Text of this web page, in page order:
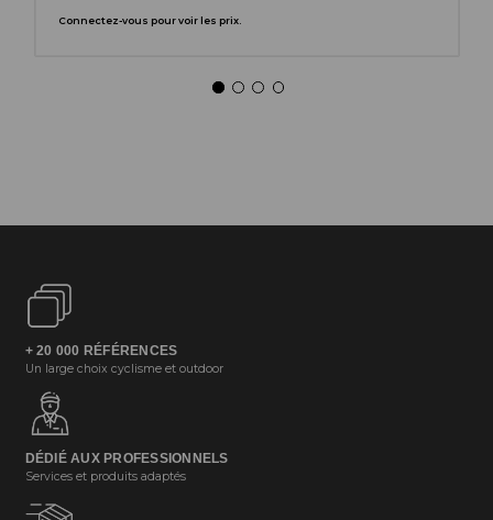
Connectez-vous pour voir les prix.
+ 20 000 RÉFÉRENCES
Un large choix cyclisme et outdoor
DÉDIÉ AUX PROFESSIONNELS
Services et produits adaptés